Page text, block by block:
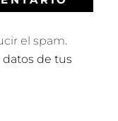
el spam.
de tus